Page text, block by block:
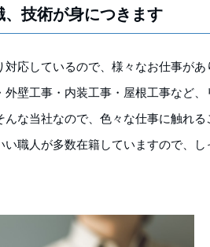
、技術が身につきます
対応しているので、様々なお仕事があ
外壁工事・内装工事・屋根工事など
んな当社なので、色々な仕事に触れ
い職人が多数在籍していますので、